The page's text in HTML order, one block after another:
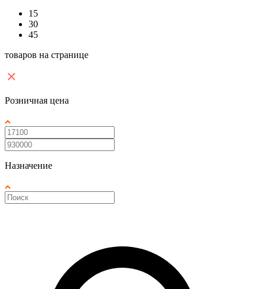
15
30
45
товаров на странице
Розничная цена
Назначение